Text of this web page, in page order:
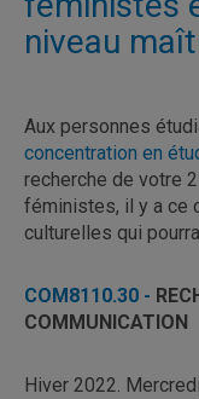
niveau
Aux personnes
concentration en
recherche de votre 2
féministes, il y a ce
culturelles qui
COM8110.30 -
COMMUNICATION
Hiver 2022.